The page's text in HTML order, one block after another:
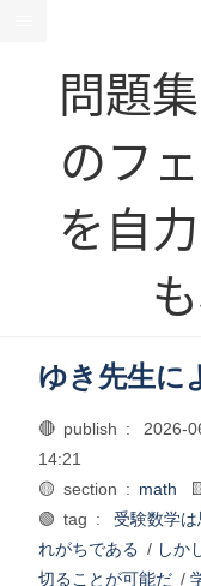
問題
のフ
を自
ゆき先生に
🔴 publish : 2026-
14:21
🟡 section : math
🟢 tag :
受験数学
れがちである / しか
切ることが可能だ /